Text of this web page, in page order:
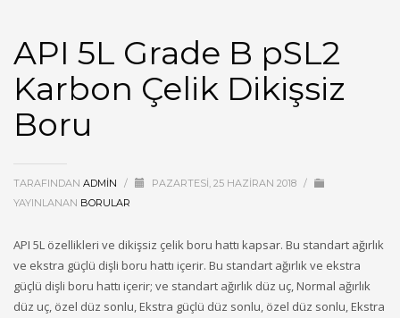
API 5L Grade B pSL2
Karbon Çelik Dikişsiz
Boru
TARAFINDAN ADMIN / PAZARTESI, 25 HAZIRAN 2018 /
YAYINLANAN BORULAR
API 5L özellikleri ve dikişsiz çelik boru hattı kapsar. Bu standart ağırlık
ve ekstra güçlü dişli boru hattı içerir. Bu standart ağırlık ve ekstra
güçlü dişli boru hattı içerir; ve standart ağırlık düz uç, Normal ağırlık
düz uç, özel düz sonlu, Ekstra güçlü düz sonlu, özel düz sonlu, Ekstra